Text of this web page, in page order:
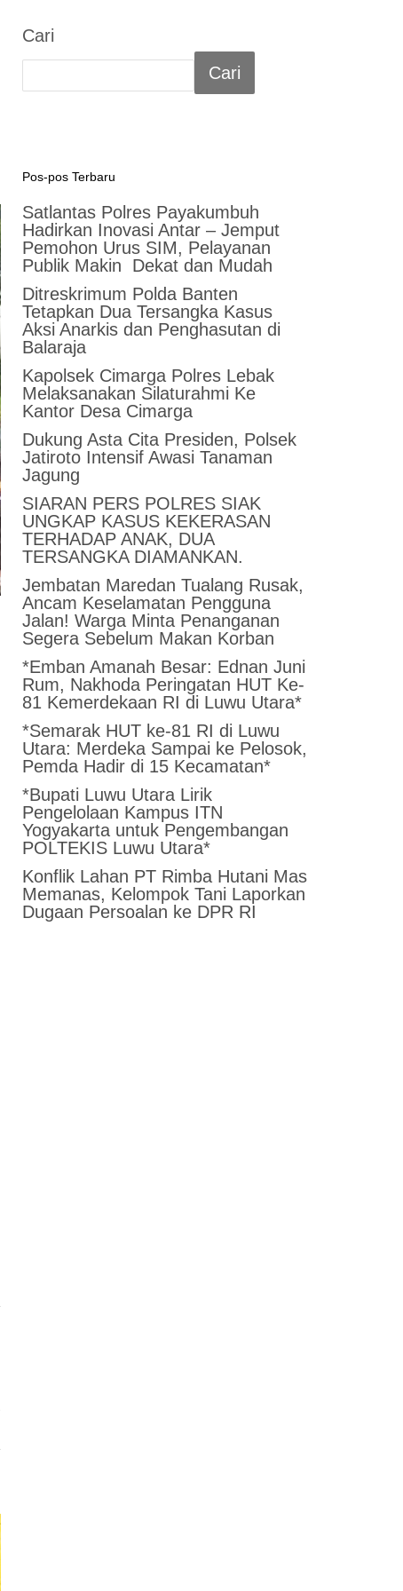
Cari
Cari
Pos-pos Terbaru
Satlantas Polres Payakumbuh
Hadirkan Inovasi Antar – Jemput
Pemohon Urus SIM, Pelayanan
Publik Makin Dekat dan Mudah
Ditreskrimum Polda Banten
Tetapkan Dua Tersangka Kasus
Aksi Anarkis dan Penghasutan di
Balaraja
Kapolsek Cimarga Polres Lebak
Melaksanakan Silaturahmi Ke
Kantor Desa Cimarga
Dukung Asta Cita Presiden, Polsek
Jatiroto Intensif Awasi Tanaman
Jagung
SIARAN PERS POLRES SIAK
UNGKAP KASUS KEKERASAN
TERHADAP ANAK, DUA
TERSANGKA DIAMANKAN.
Jembatan Maredan Tualang Rusak,
Ancam Keselamatan Pengguna
Jalan! Warga Minta Penanganan
Segera Sebelum Makan Korban
*Emban Amanah Besar: Ednan Juni
Rum, Nakhoda Peringatan HUT Ke-
81 Kemerdekaan RI di Luwu Utara*
*Semarak HUT ke-81 RI di Luwu
Utara: Merdeka Sampai ke Pelosok,
Pemda Hadir di 15 Kecamatan*
*Bupati Luwu Utara Lirik
Pengelolaan Kampus ITN
Yogyakarta untuk Pengembangan
POLTEKIS Luwu Utara*
Konflik Lahan PT Rimba Hutani Mas
Memanas, Kelompok Tani Laporkan
Dugaan Persoalan ke DPR RI